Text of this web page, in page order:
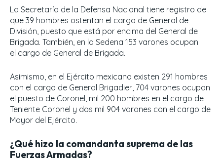
La Secretaría de la Defensa Nacional tiene registro de
que 39 hombres ostentan el cargo de General de
División, puesto que está por encima del General de
Brigada. También, en la Sedena 153 varones ocupan
el cargo de General de Brigada.
Asimismo, en el Ejército mexicano existen 291 hombres
con el cargo de General Brigadier, 704 varones ocupan
el puesto de Coronel, mil 200 hombres en el cargo de
Teniente Coronel y dos mil 904 varones con el cargo de
Mayor del Ejército.
¿Qué hizo la comandanta suprema de las
Fuerzas Armadas?